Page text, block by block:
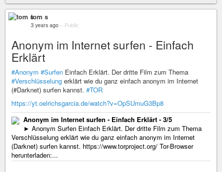
tom s
3 years ago – Public
Anonym im Internet surfen - Einfach
Erklärt
#Anonym #Surfen Einfach Erklärt. Der dritte Film zum Thema
#Verschlüsselung erklärt wie du ganz einfach anonym im Internet
(#Darknet) surfen kannst. #TOR
https://yt.oelrichsgarcia.de/watch?v=OpSUmuG3Bp8
Anonym im Internet surfen - Einfach Erklärt - 3/5
► Anonym Surfen Einfach Erklärt. Der dritte Film zum Thema
Verschlüsselung erklärt wie du ganz einfach anonym im Internet
(Darknet) surfen kannst. https://www.torproject.org/ Tor-Browser
herunterladen:...